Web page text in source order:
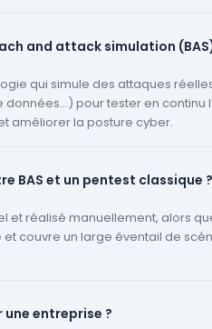
and attack simulation
qui simule des attaques
données…) pour tester en continu
améliorer la posture cyber.
BAS et un pentest classique ?
et réalisé manuellement, alors
couvre un large éventail de
entreprise ?